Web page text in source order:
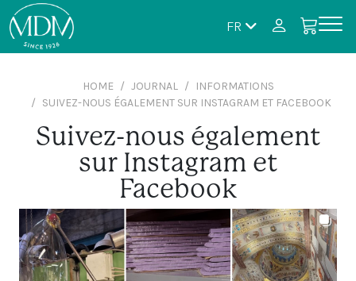
FR
HOME JOURNAL
INFORMATIONS
SUIVEZ-NOUS ÉGALEMENT SUR INSTAGRAM ET FACEBOOK
Suivez-nous également
sur Instagram et
Facebook